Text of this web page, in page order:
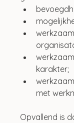
karakter;
met
Opvallend is